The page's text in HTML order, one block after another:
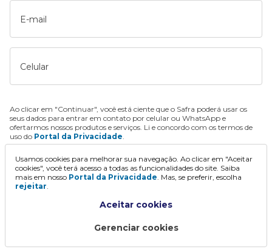
E-mail
Celular
Ao clicar em "Continuar", você está ciente que o Safra poderá usar os
seus dados para entrar em contato por celular ou WhatsApp e
ofertarmos nossos produtos e serviços. Li e concordo com os termos de
uso do Portal da Privacidade.
Continuar
Usamos cookies para melhorar sua navegação. Ao clicar em "Aceitar
cookies", você terá acesso a todas as funcionalidades do site. Saiba
mais em nosso Portal da Privacidade. Mas, se preferir, escolha
rejeitar.
Aceitar cookies
Gerenciar cookies